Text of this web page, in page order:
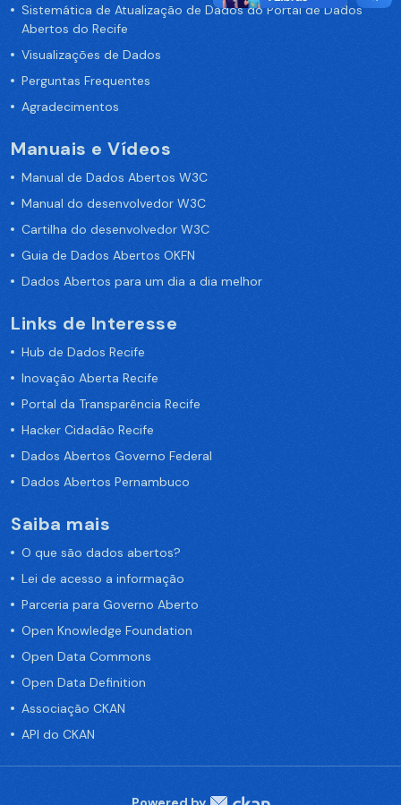
Sistemática de Atualização de Dados do Portal de Dados
Abertos do Recife
Visualizações de Dados
Perguntas Frequentes
Agradecimentos
Manuais e Vídeos
Manual de Dados Abertos W3C
Manual do desenvolvedor W3C
Cartilha do desenvolvedor W3C
Guia de Dados Abertos OKFN
Dados Abertos para um dia a dia melhor
Links de Interesse
Hub de Dados Recife
Inovação Aberta Recife
Portal da Transparência Recife
Hacker Cidadão Recife
Dados Abertos Governo Federal
Dados Abertos Pernambuco
Saiba mais
O que são dados abertos?
Lei de acesso a informação
Parceria para Governo Aberto
Open Knowledge Foundation
Open Data Commons
Open Data Definition
Associação CKAN
API do CKAN